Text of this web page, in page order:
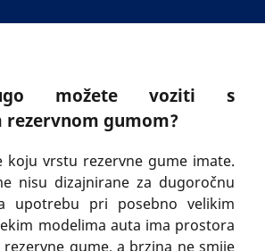
možete voziti s
gumom?
koju vrstu rezervne gume imate.
nisu dizajnirane za dugoročnu
upotrebu pri posebno velikim
modelima auta ima prostora
gume, a brzina ne smije